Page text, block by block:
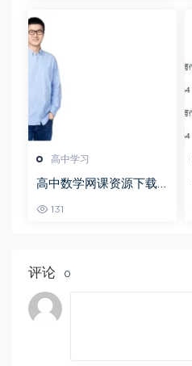
高中学习
高中数学网课资源下载
数学秋季班
131
评论 0